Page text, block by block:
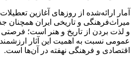
آمار ارائه‌شده از روزهای آغازین
میراث‌فرهنگی و تاریخی ایران همچنان
و لذت بردن از تاریخ و هنر است؛
عمومی نسبت به اهمیت این آثار
اقتصادی و فرهنگی نهفته در آن‌ها است.